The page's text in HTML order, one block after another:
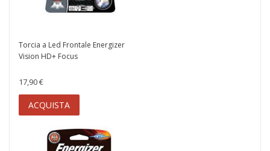
Torcia a Led Frontale Energizer
Vision HD+ Focus
17,90 €
ACQUISTA